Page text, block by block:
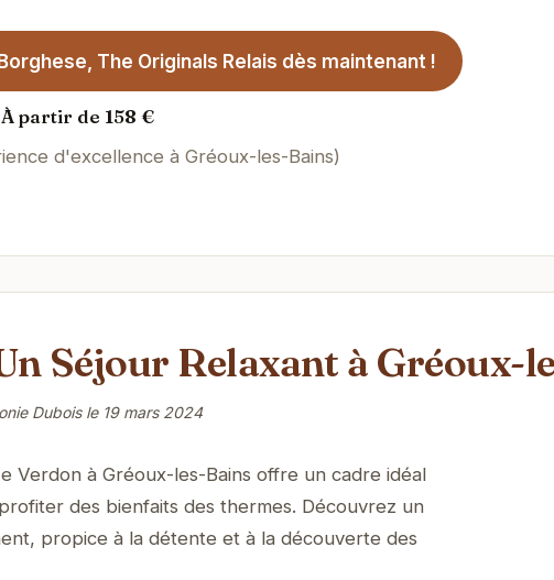
The Originals Relais dès maintenant !
À partir de 158 €
d'excellence à Gréoux-les-Bains)
Séjour Relaxant à Gréoux-
Dubois le 19 mars 2024
à Gréoux-les-Bains offre un cadre idéal
des bienfaits des thermes. Découvrez un
propice à la détente et à la découverte des